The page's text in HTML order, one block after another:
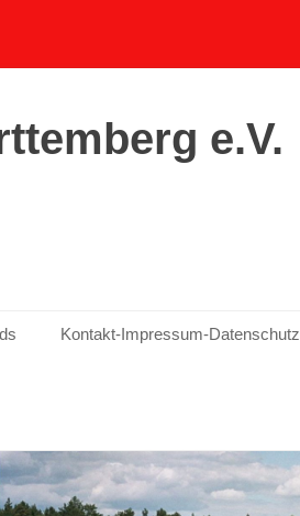
e.V.
Kontakt-Impressum-Datenschutz